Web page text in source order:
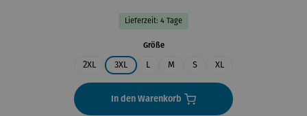
Lieferzeit: 4 Tage
Größeauswählen
2XL 3XL L M S XL
In den Warenkorb